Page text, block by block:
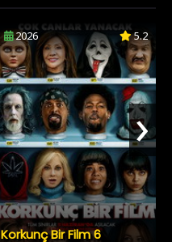
2026 5.2
Korkunç Bir Film 6
›